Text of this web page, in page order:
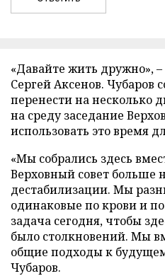
«Давайте жить дружно»,
Сергей Аксенов. Чубаров
перенести на несколько
на среду заседание
использовать это время
«Мы собрались здесь
Верховный совет больше
дестабилизации. Мы
одинаковые по крови и
задача сегодня, чтобы
было столкновений. Мы
общие подходы к
Чубаров.